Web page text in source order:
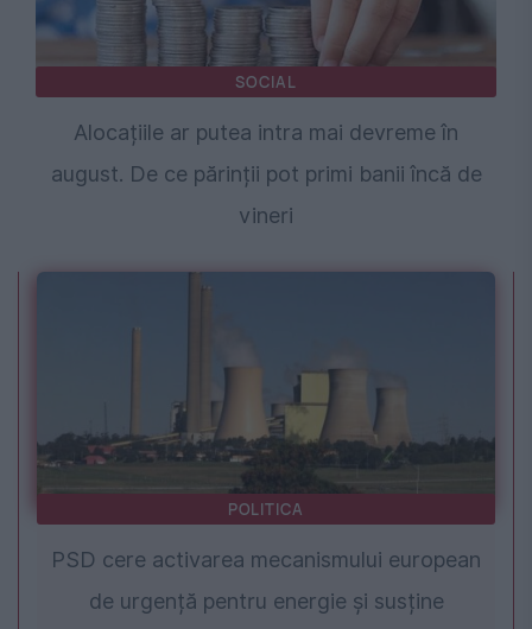
SOCIAL
Alocațiile ar putea intra mai devreme în
august. De ce părinții pot primi banii încă de
vineri
POLITICA
PSD cere activarea mecanismului european
de urgență pentru energie și susține